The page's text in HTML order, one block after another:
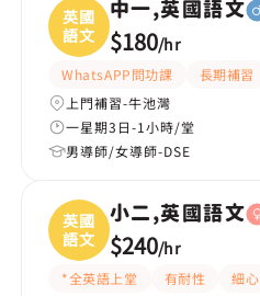
英國
語文
中一,英國語文
$180/hr
WhatsAPP問功課 長期補習
上門補習-牛池灣
一星期3日-1小時/堂
男導師/女導師-DSE
英國
語文
小二,英國語文
$240/hr
*全英語上堂 有耐性 細心